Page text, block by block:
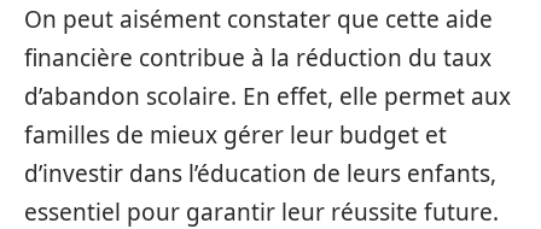
On peut aisément constater que cette aide
financière contribue à la réduction du taux
d’abandon scolaire. En effet, elle permet aux
familles de mieux gérer leur budget et
d’investir dans l’éducation de leurs enfants,
essentiel pour garantir leur réussite future.